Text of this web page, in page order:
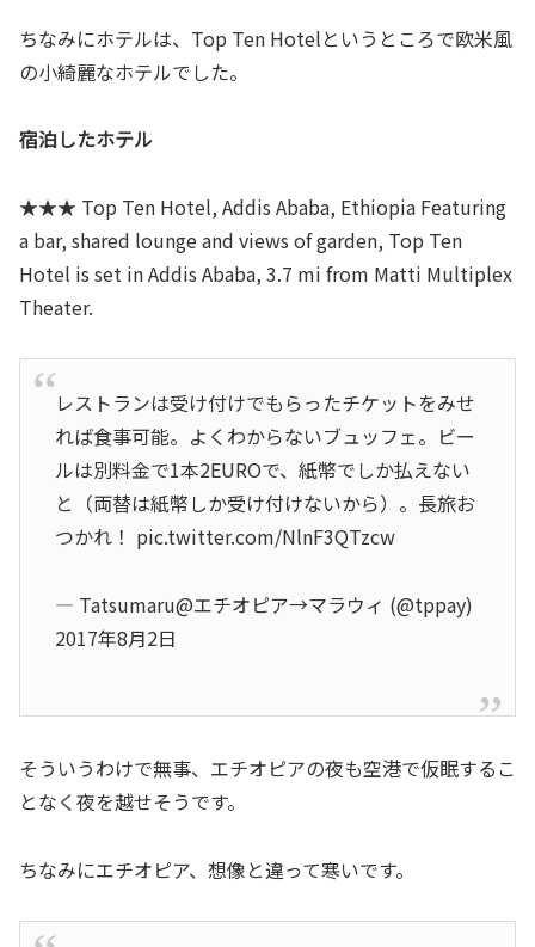
ちなみにホテルは、Top Ten Hotelというところで欧米風
の小綺麗なホテルでした。
宿泊したホテル
★★★ Top Ten Hotel, Addis Ababa, Ethiopia Featuring
a bar, shared lounge and views of garden, Top Ten
Hotel is set in Addis Ababa, 3.7 mi from Matti Multiplex
Theater.
レストランは受け付けでもらったチケットをみせ
れば食事可能。よくわからないブュッフェ。ビー
ルは別料金で1本2EUROで、紙幣でしか払えない
と（両替は紙幣しか受け付けないから）。長旅お
つかれ！ pic.twitter.com/NlnF3QTzcw
— Tatsumaru@エチオピア→マラウィ (@tppay)
2017年8月2日
そういうわけで無事、エチオピアの夜も空港で仮眠するこ
となく夜を越せそうです。
ちなみにエチオピア、想像と違って寒いです。